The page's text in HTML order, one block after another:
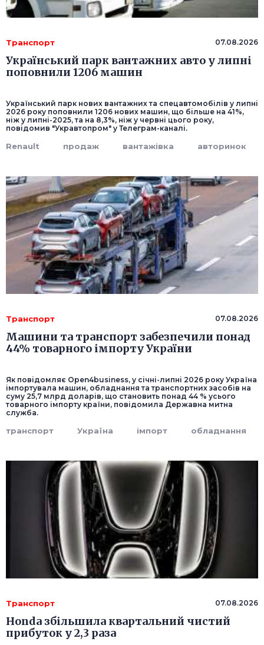
Транспорт 07.08.2026
Український парк вантажних авто у липні
поповнили 1206 машин
Український парк нових вантажних та спецавтомобілів у липні
2026 року поповнили 1206 нових машин, що більше на 41%,
ніж у липні-2025, та на 8,3%, ніж у червні цього року,
повідомив "Укравтопром" у Телеграм-каналі.
Renault продаж вантажівка авторинок
Транспорт 07.08.2026
Машини та транспорт забезпечили понад
44% товарного імпорту України
Як повідомляє Оpen4business, у січні-липні 2026 року Україна
імпортувала машин, обладнання та транспортних засобів на
суму 25,7 млрд доларів, що становить понад 44 % усього
товарного імпорту країни, повідомила Державна митна
служба.
транспорт Україна імпорт обладнання
Транспорт 07.08.2026
Honda збільшила квартальний чистий
прибуток у 2,3 раза